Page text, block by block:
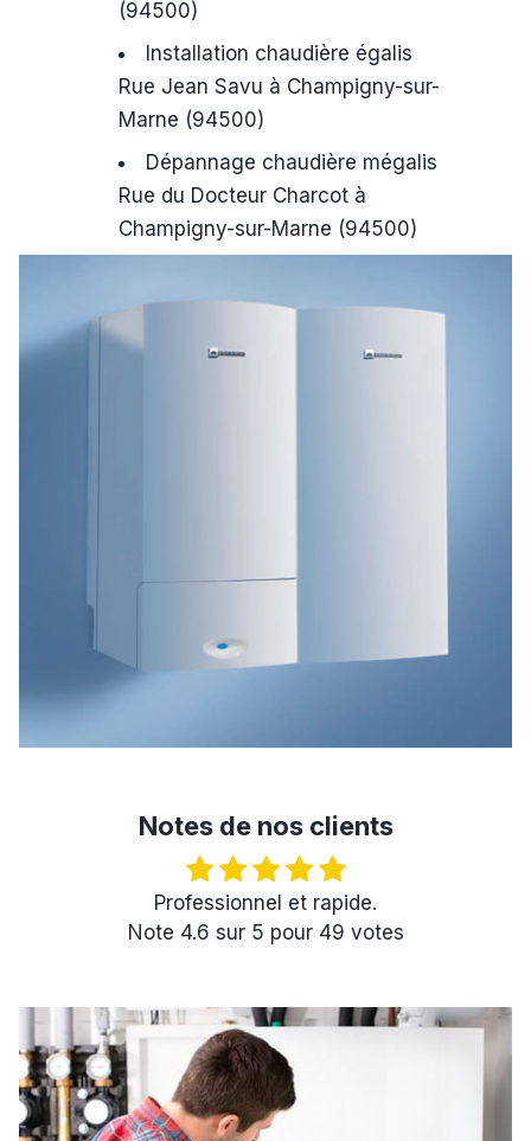
(94500)
Installation chaudière égalis
Rue Jean Savu à Champigny-sur-
Marne (94500)
Dépannage chaudière mégalis
Rue du Docteur Charcot à
Champigny-sur-Marne (94500)
Notes de nos clients
Professionnel et rapide.
Note 4.6 sur 5 pour 49 votes